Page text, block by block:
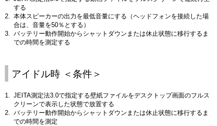
する
本体スピーカーの出力を最低音量にする（ヘッドフォンを接続した場
合は、音量を50％とする）
バッテリー動作開始からシャットダウンまたは休止状態に移行するま
での時間を測定する
アイドル時 ＜条件＞
JEITA測定法3.0で指定する壁紙ファイルをデスクトップ画面のフルス
クリーンで表示した状態で放置する
バッテリー動作開始からシャットダウンまたは休止状態に移行するま
での時間を測定